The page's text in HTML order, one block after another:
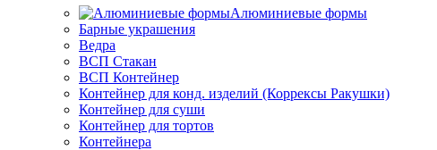
Алюминиевые формы
Барные украшения
Ведра
ВСП Стакан
ВСП Контейнер
Контейнер для конд. изделий (Коррексы Ракушки)
Контейнер для суши
Контейнер для тортов
Контейнера